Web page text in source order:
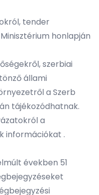
tender
honlapján
szerbiai
állami
a Szerb
tájékozódhatnak.
a
információkat .
években 51